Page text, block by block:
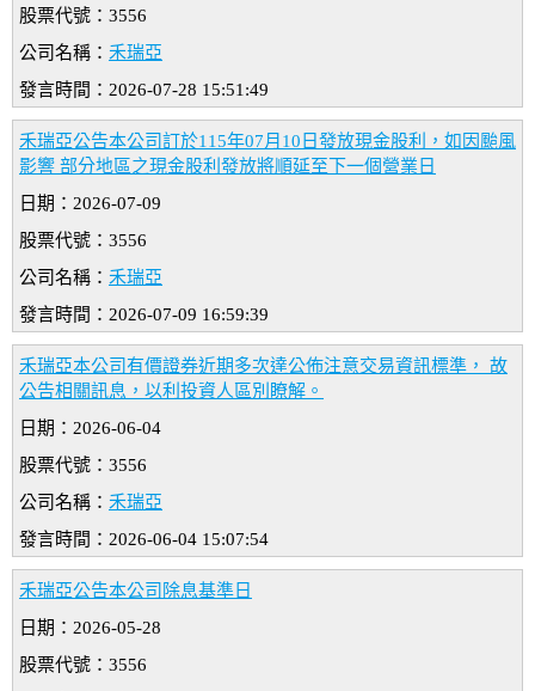
股票代號：3556
公司名稱： 禾瑞亞
發言時間：2026-07-28 15:51:49
禾瑞亞公告本公司訂於115年07月10日發放現金股利，如因颱風
影響 部分地區之現金股利發放將順延至下一個營業日
日期：2026-07-09
股票代號：3556
公司名稱： 禾瑞亞
發言時間：2026-07-09 16:59:39
禾瑞亞本公司有價證券近期多次達公佈注意交易資訊標準， 故
公告相關訊息，以利投資人區別瞭解。
日期：2026-06-04
股票代號：3556
公司名稱： 禾瑞亞
發言時間：2026-06-04 15:07:54
禾瑞亞公告本公司除息基準日
日期：2026-05-28
股票代號：3556